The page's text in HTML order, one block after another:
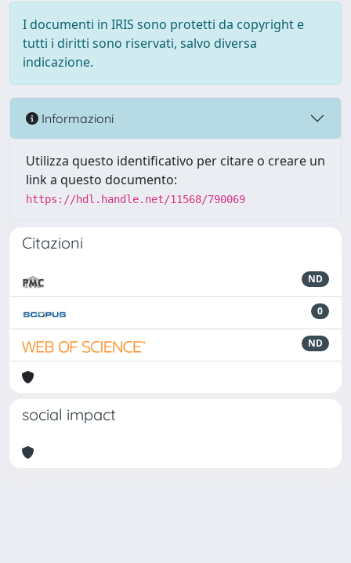
I documenti in IRIS sono protetti da copyright e
tutti i diritti sono riservati, salvo diversa
indicazione.
Informazioni
Utilizza questo identificativo per citare o creare un
link a questo documento:
https://hdl.handle.net/11568/790069
Citazioni
ND
0
ND
social impact